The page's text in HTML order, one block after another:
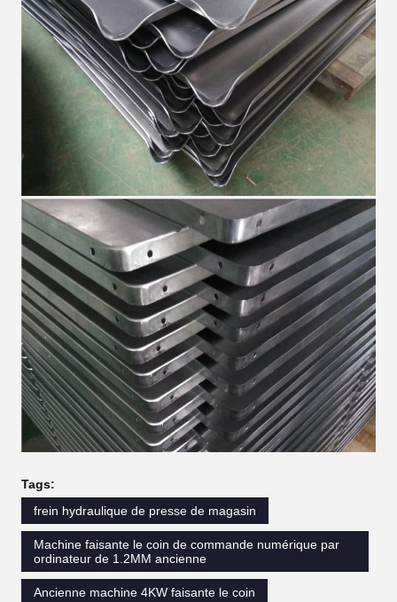
Tags:
frein hydraulique de presse de magasin
Machine faisante le coin de commande numérique par
ordinateur de 1.2MM ancienne
Ancienne machine 4KW faisante le coin